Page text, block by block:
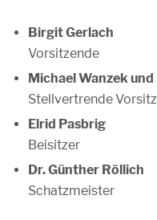
Birgit Gerlach
Vorsitzende
Michael Wanzek
Stellvertrende
Elrid Pasbrig
Beisitzer
Dr. Günther Röllich
Schatzmeister